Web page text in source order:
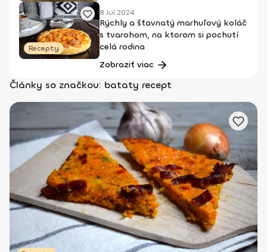
Recepty
8 Júl 2024
Rýchly a šťavnatý marhuľový koláč
s tvarohom, na ktorom si pochutí
celá rodina
Zobraziť viac
Články so značkou: bataty recept